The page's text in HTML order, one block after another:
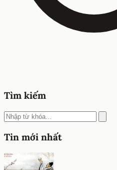
Tìm kiếm
Tin mới nhất